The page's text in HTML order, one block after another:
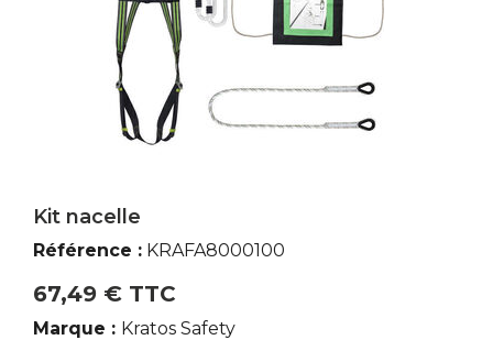
Kit nacelle
Référence : KRAFA8000100
67,49 € TTC
Marque : Kratos Safety